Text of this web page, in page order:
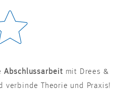
Abschlussarbeit mit Drees &
verbinde Theorie und Praxis!